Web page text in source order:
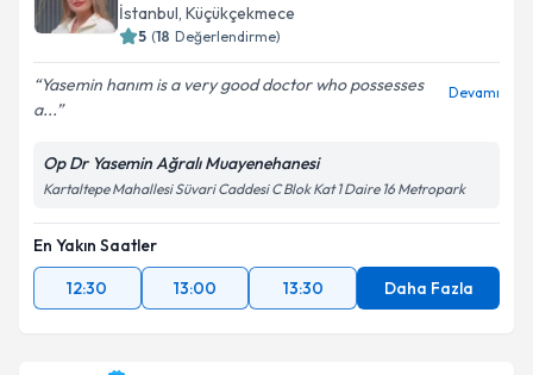
İstanbul, Küçükçekmece
5 (18 Değerlendirme)
Yasemin hanım is a very good doctor who possesses
a...
Devamı
Op Dr Yasemin Ağralı Muayenehanesi
Kartaltepe Mahallesi Süvari Caddesi C Blok Kat 1 Daire 16 Metropark
En Yakın Saatler
12:30
13:00 13:30 Daha Fazla